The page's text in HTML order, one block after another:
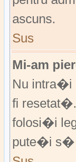
ascuns.
Sus
Mi-am
Nu intra�i
fi
folosi�i
pute�i s�